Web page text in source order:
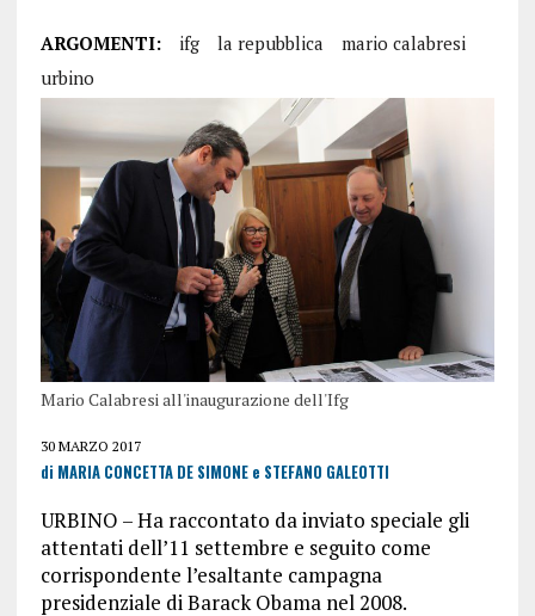
ARGOMENTI: ifg la repubblica
mario calabresi
urbino
Mario Calabresi all'inaugurazione dell'Ifg
30 MARZO 2017
di MARIA CONCETTA DE SIMONE e STEFANO GALEOTTI
URBINO – Ha raccontato da inviato speciale gli
attentati dell’11 settembre e seguito come
corrispondente l’esaltante campagna
presidenziale di Barack Obama nel 2008.